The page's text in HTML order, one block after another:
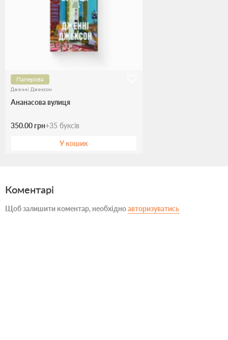
Паперова
Дженні Джексон
Ананасова вулиця
350.00 грн+35 буксів
У кошик
Коментарі
Щоб залишити коментар, необхідноавторизуватись